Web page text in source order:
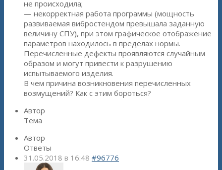
не происходила;
— некорректная работа программы (мощность
развиваемая вибростендом превышала заданную
величину СПУ), при этом графическое отображение
параметров находилось в пределах нормы.
Перечисленные дефекты проявляются случайным
образом и могут привести к разрушению
испытываемого изделия.
В чем причина возникновения перечисленных
возмущений? Как с этим бороться?
Автор
Тема
Автор
Ответы
31.05.2018 в 16:48 #96776